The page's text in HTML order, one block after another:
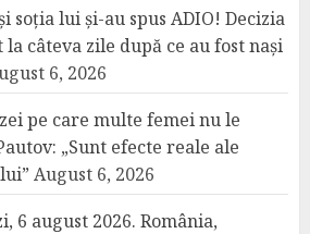
soția lui și-au spus ADIO! Decizia
câteva zile după ce au fost nași
6, 2026
pe care multe femei nu le
„Sunt efecte reale ale
August 6, 2026
6 august 2026. România,